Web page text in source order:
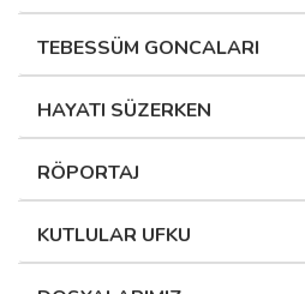
TEBESSÜM GONCALARI
HAYATI SÜZERKEN
RÖPORTAJ
KUTLULAR UFKU